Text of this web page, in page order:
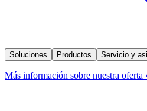
Soluciones Productos Servicio y
Más información sobre nuestra oferta